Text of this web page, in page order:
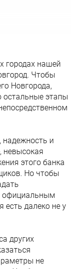
городах нашей
Чтобы
Новгорода,
остальные этапы
надежность и
невысокая
этого банка
Но чтобы
официальным
есть далеко не у
других
не